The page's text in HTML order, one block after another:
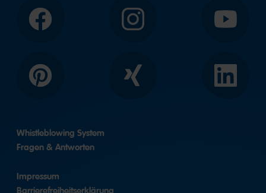
Facebook Instagram YouTube
Pinterest Xing LinkedIn
Whistleblowing System
Fragen & Antworten
Impressum
Barrierefreiheitserklärung